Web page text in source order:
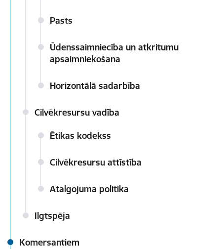
Pasts
Ūdenssaimniecība un atkritumu
apsaimniekošana
Horizontālā sadarbība
Cilvēkresursu vadība
Ētikas kodekss
Cilvēkresursu attīstība
Atalgojuma politika
Ilgtspēja
Komersantiem